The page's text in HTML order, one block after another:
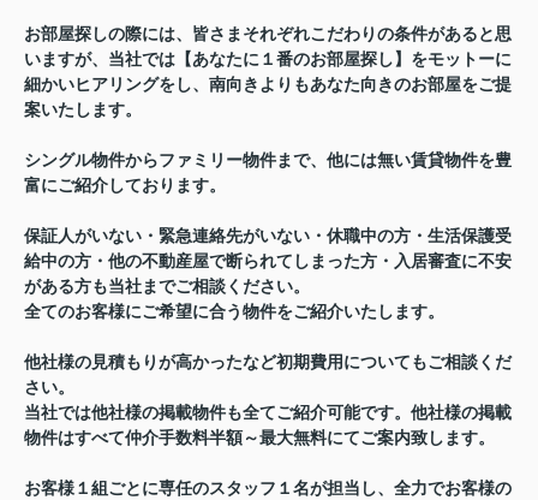
お部屋探しの際には、皆さまそれぞれこだわりの条件があると思
いますが、当社では【あなたに１番のお部屋探し】をモットーに
細かいヒアリングをし、南向きよりもあなた向きのお部屋をご提
案いたします。
シングル物件からファミリー物件まで、他には無い賃貸物件を豊
富にご紹介しております。
保証人がいない・緊急連絡先がいない・休職中の方・生活保護受
給中の方・他の不動産屋で断られてしまった方・入居審査に不安
がある方も当社までご相談ください。
全てのお客様にご希望に合う物件をご紹介いたします。
他社様の見積もりが高かったなど初期費用についてもご相談くだ
さい。
当社では他社様の掲載物件も全てご紹介可能です。他社様の掲載
物件はすべて仲介手数料半額～最大無料にてご案内致します。
お客様１組ごとに専任のスタッフ１名が担当し、全力でお客様の